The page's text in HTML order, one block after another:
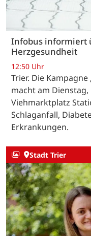
Infobus informiert
Herzgesundheit
12:50 Uhr
Trier. Die
macht am
Viehmarktplatz
Schlaganfall,
Erkrankungen.
Stadt Trier